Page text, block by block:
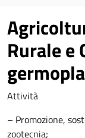
Rurale e
Attività
– Promozione,
zootecnia;